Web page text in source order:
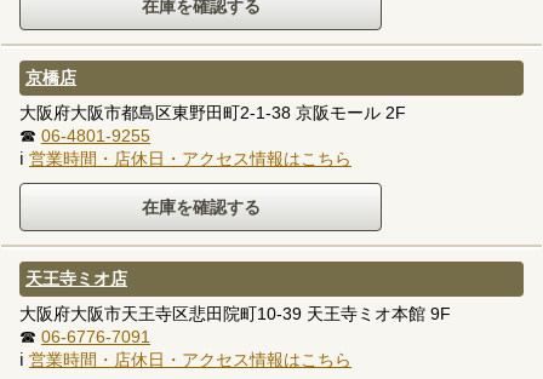
京橋店
大阪府大阪市都島区東野田町2-1-38 京阪モール 2F
☎ 06-4801-9255
ℹ 営業時間・店休日・アクセス情報はこちら
天王寺ミオ店
大阪府大阪市天王寺区悲田院町10-39 天王寺ミオ本館 9F
☎ 06-6776-7091
ℹ 営業時間・店休日・アクセス情報はこちら